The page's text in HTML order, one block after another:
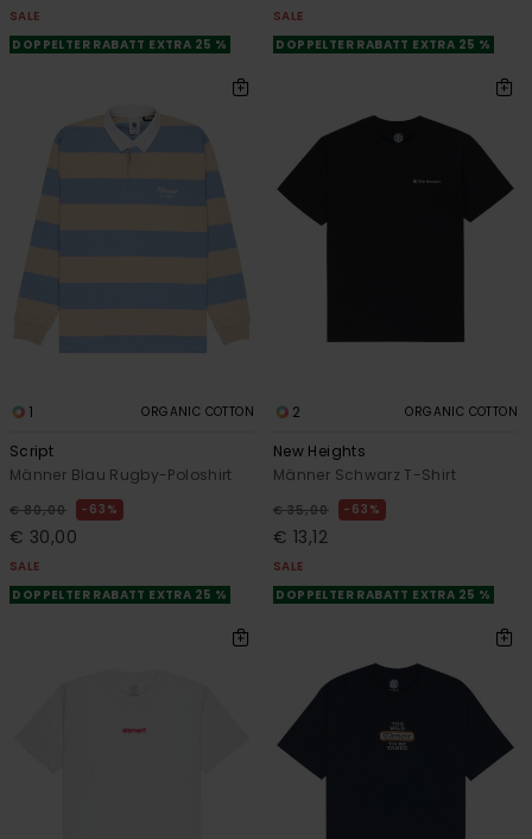
SALE
DOPPELTER RABATT EXTRA 25 %
SALE
DOPPELTER RABATT EXTRA 25 %
1 ORGANIC COTTON
Script
Männer Blau Rugby-Poloshirt
€ 80,00 63%
€ 30,00
SALE
DOPPELTER RABATT EXTRA 25 %
2 ORGANIC COTTON
New Heights
Männer Schwarz T-Shirt
€ 35,00 63%
€ 13,12
SALE
DOPPELTER RABATT EXTRA 25 %